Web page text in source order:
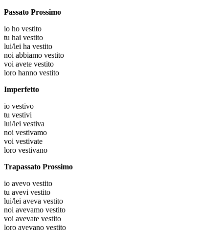
Passato Prossimo
io ho vestito
tu hai vestito
lui/lei ha vestito
noi abbiamo vestito
voi avete vestito
loro hanno vestito
Imperfetto
io vestivo
tu vestivi
lui/lei vestiva
noi vestivamo
voi vestivate
loro vestivano
Trapassato Prossimo
io avevo vestito
tu avevi vestito
lui/lei aveva vestito
noi avevamo vestito
voi avevate vestito
loro avevano vestito